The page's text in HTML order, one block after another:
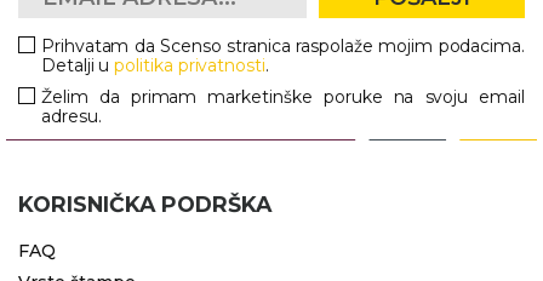
Prihvatam da Scenso stranica raspolaže mojim podacima.
Detalji upolitika privatnosti.
Želim da primam marketinške poruke na svoju email
adresu.
KORISNIČKA PODRŠKA
FAQ